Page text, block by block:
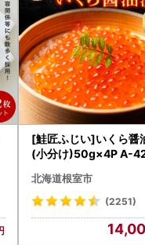
[鮭匠ふじい]いくら醤
(小分け)50g×4P A-
北海道根室市
(2251)